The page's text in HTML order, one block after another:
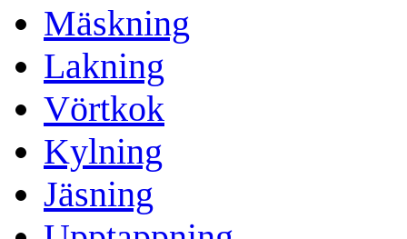
Mäskning
Lakning
Vörtkok
Kylning
Jäsning